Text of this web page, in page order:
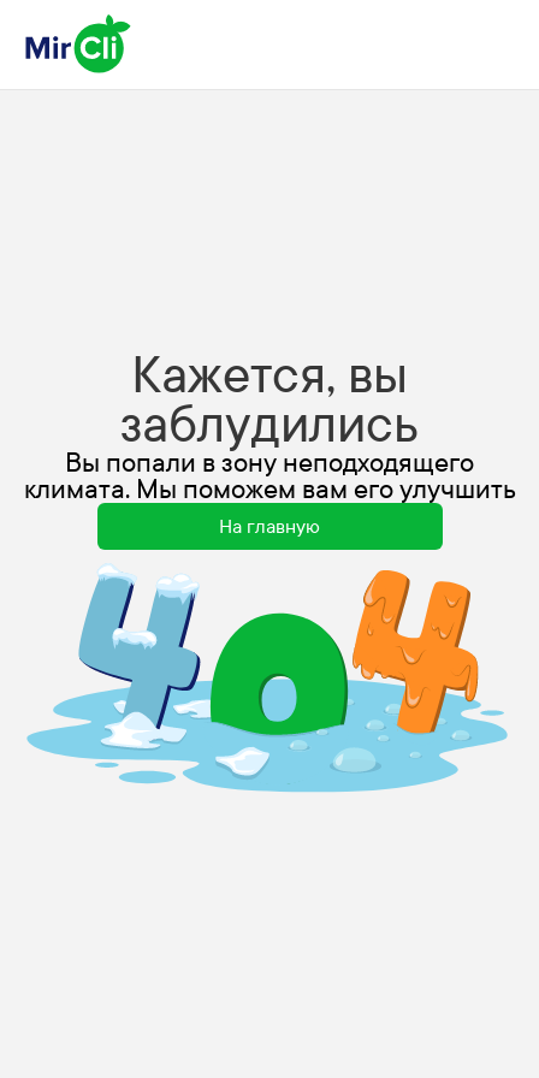
Кажется, вы
заблудились
Вы попали в зону неподходящего
климата. Мы поможем вам его улучшить
На главную